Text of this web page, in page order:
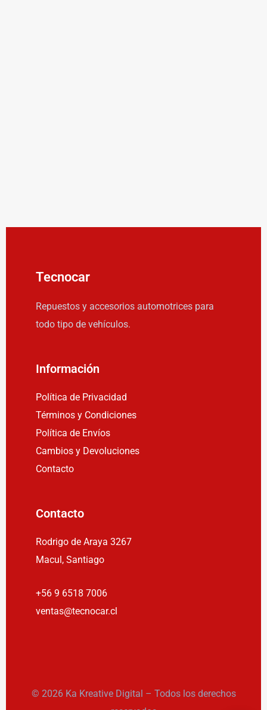
Tecnocar
Repuestos y accesorios automotrices para
todo tipo de vehículos.
Información
Política de Privacidad
Términos y Condiciones
Política de Envíos
Cambios y Devoluciones
Contacto
Contacto
Rodrigo de Araya 3267
Macul, Santiago
+56 9 6518 7006
ventas@tecnocar.cl
© 2026 Ka Kreative Digital – Todos los derechos